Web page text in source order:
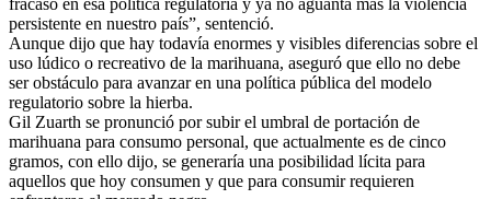
fracasó en esa política regulatoria y ya no aguanta más la violencia
persistente en nuestro país”, sentenció.
Aunque dijo que hay todavía enormes y visibles diferencias sobre el
uso lúdico o recreativo de la marihuana, aseguró que ello no debe
ser obstáculo para avanzar en una política pública del modelo
regulatorio sobre la hierba.
Gil Zuarth se pronunció por subir el umbral de portación de
marihuana para consumo personal, que actualmente es de cinco
gramos, con ello dijo, se generaría una posibilidad lícita para
aquellos que hoy consumen y que para consumir requieren